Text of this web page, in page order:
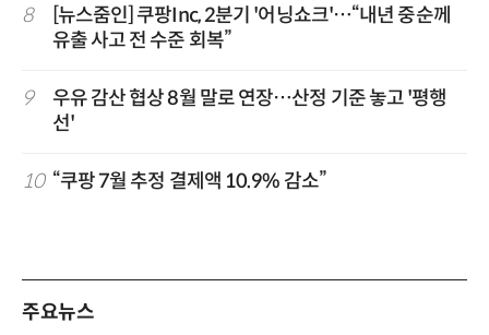
8
[뉴스줌인] 쿠팡Inc, 2분기 '어닝쇼크'…“내년 중순께
유출 사고 전 수준 회복”
9
우유 감산 협상 8월 말로 연장…산정 기준 놓고 '평행
선'
10 “쿠팡 7월 추정 결제액 10.9% 감소”
주요뉴스